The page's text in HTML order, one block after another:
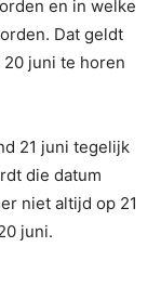
en in welke
Dat geldt
juni te horen
21 juni tegelijk
die datum
niet altijd op 21
juni.